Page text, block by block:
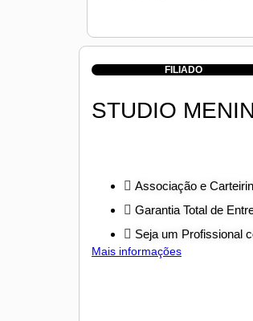
FILIADO
STUDIO
Associação e
Garantia Total de
Seja um Profissional
Mais informações